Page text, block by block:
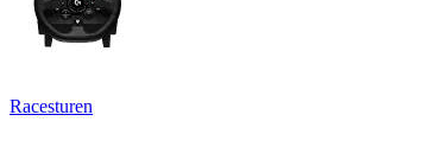
Racesturen